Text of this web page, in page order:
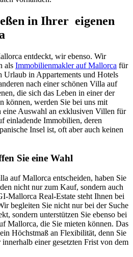
in Ihrer eigenen
entdeckt, wir ebenso. Wir
als Immobilienmakler auf Mallorca für
Urlaub in Appartements und Hotels
nach einer schönen Villa auf
die sich das Leben in einer der
können, werden Sie bei uns mit
eine Auswahl an exklusiven Villen für
einladende Immobilien, deren
Insel ist, oft aber auch keinen
Sie eine Wahl
auf Mallorca entscheiden, haben Sie
nicht nur zum Kauf, sondern auch
Mallorca Real-Estate steht Ihnen bei
begleiten Sie nicht nur bei der Suche
sondern unterstützen Sie ebenso bei
Mallorca, die Sie mieten können. Das
Höchstmaß an Flexibilität, denn Sie
einer gesetzten Frist von dem